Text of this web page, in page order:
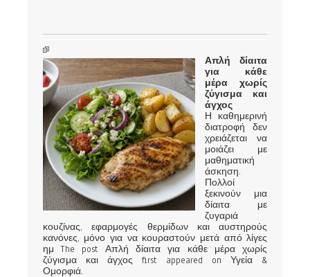
Απλή δίαιτα
για κάθε
μέρα χωρίς
ζύγισμα και
άγχος
Η καθημερινή
διατροφή δεν
χρειάζεται να
μοιάζει με
μαθηματική
άσκηση.
Πολλοί
ξεκινούν μια
δίαιτα με
ζυγαριά
κουζίνας, εφαρμογές θερμίδων και αυστηρούς
κανόνες, μόνο για να κουραστούν μετά από λίγες
ημ The post Απλή δίαιτα για κάθε μέρα χωρίς
ζύγισμα και άγχος first appeared on Υγεία &
Ομορφιά.